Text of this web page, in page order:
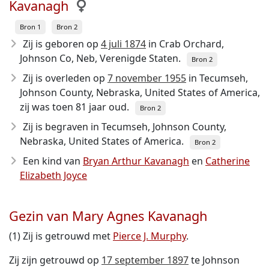
Kavanagh
Bron 1 Bron 2
Zij is geboren op 4 juli 1874 in Crab Orchard,
Johnson Co, Neb, Verenigde Staten.
Bron 2
Zij is overleden op 7 november 1955 in Tecumseh,
Johnson County, Nebraska, United States of America,
zij was toen 81 jaar oud.
Bron 2
Zij is begraven in Tecumseh, Johnson County,
Nebraska, United States of America.
Bron 2
Een kind van Bryan Arthur Kavanagh en Catherine
Elizabeth Joyce
Gezin van Mary Agnes Kavanagh
(1) Zij is getrouwd met Pierce J. Murphy.
Zij zijn getrouwd op 17 september 1897te Johnson